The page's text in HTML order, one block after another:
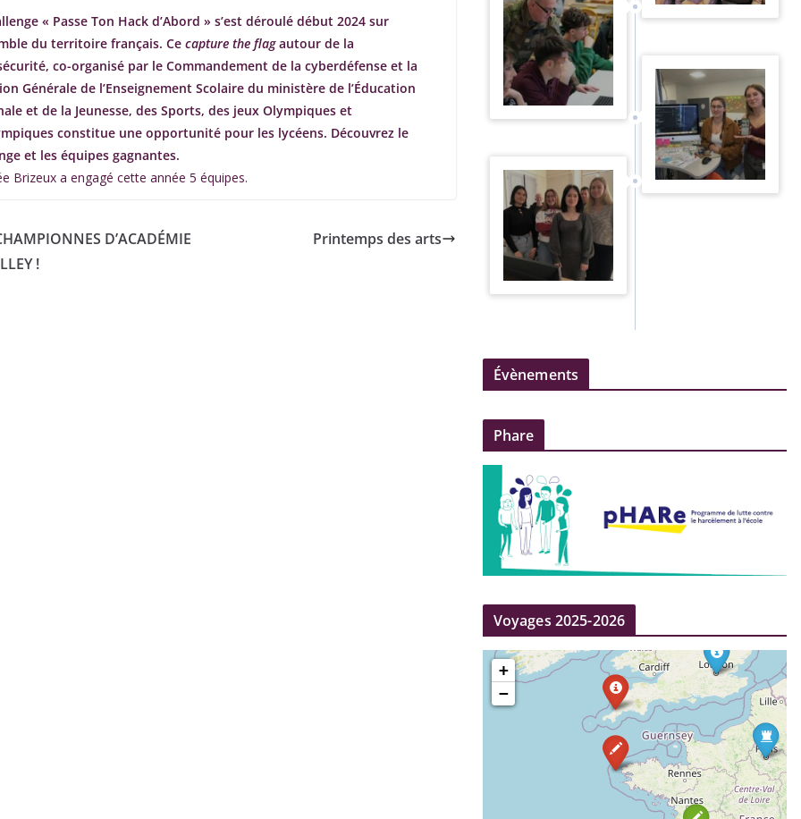
« Passe Ton Hack d’Abord » s’est déroulé début 2024 sur
du territoire français. Cecapture the flagautour de la
co-organisé par le Commandement de la cyberdéfense et la
Générale de l’Enseignement Scolaire du ministère de l’Éducation
et de la Jeunesse, des Sports, des jeux Olympiques et
constitue une opportunité pour les lycéens. Découvrez le
et les équipes gagnantes.
Brizeux a engagé cette année 5 équipes.
D’ACADÉMIE
!
Printemps des arts
Évènements
Phare
Voyages 2025-2026